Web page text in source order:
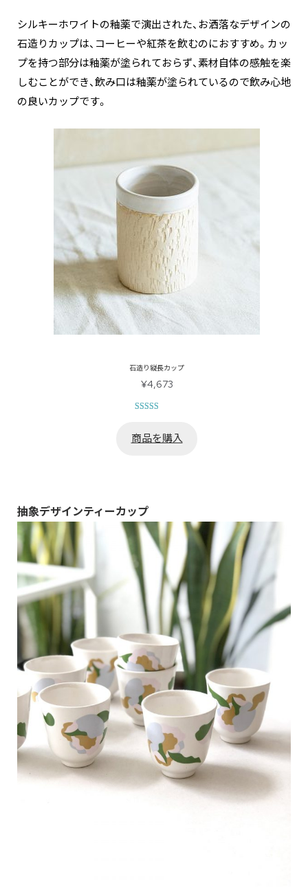
シルキーホワイトの釉薬で演出された、お洒落なデザインの
石造りカップは、コーヒーや紅茶を飲むのにおすすめ。カッ
プを持つ部分は釉薬が塗られておらず、素材自体の感触を楽
しむことができ、飲み口は釉薬が塗られているので飲み心地
の良いカップです。
石造り縦長カップ
¥4,673
評価に基づ
く5段階評
商品を購入
抽象デザインティーカップ